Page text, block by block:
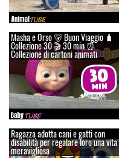
Masha e Orso 🐻 Buon Viaggio 🧳
Сollezione 30 🎬 30 min ⏰
Collezione di cartoni animati
Ragazza adotta cani e gatti con
disabilità per regalare loro una vita
meravigliosa